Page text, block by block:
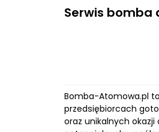
Serwis bomba
Bomba-Atomowa.pl
przedsiębiorcach
oraz unikalnych